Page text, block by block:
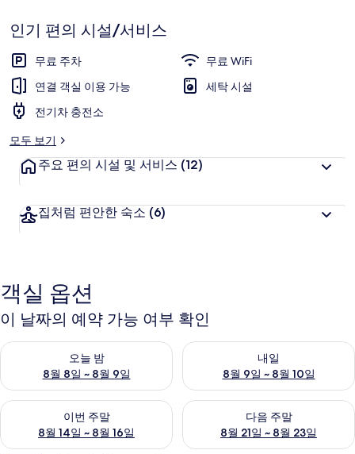
중
9.4
점,
객
추
점
인기 편의 시설/서비스
무료 주차
무료 WiFi
연결 객실 이용 가능
세탁 시설
전기차 충전소
모두 보기
주요 편의 시설 및 서비스 (12)
집처럼 편안한 숙소 (6)
객실 옵션
이 날짜의 예약 가능 여부 확인
오늘 밤
8월 8일 ~ 8월 9일
오늘 밤 예약 가능 여부 확인, 8월 8일 ~ 8월 9일
내일
8월 9일 ~ 8월 10일
내일 예약 가능 여부 확인, 8월
이번 주말
8월 14일 ~ 8월 16일
이번 주말 예약 가능 여부 확인, 8월 14일 ~ 8월 16일
다음 주말
8월 21일 ~ 8월 23일
다음 주말 예약 가능 여부 확인